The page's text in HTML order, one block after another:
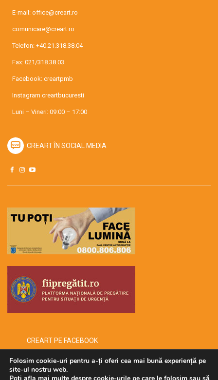
E-mail: office@creart.ro
comunicare@creart.ro
Telefon: +40.21.318.38.04
Fax: 021/318.38.03
Facebook: creartpmb
Instagram creartbucuresti
Luni – Vineri: 09:00 – 17:00
CREART ÎN SOCIAL MEDIA
CREART PE FACEBOOK
Folosim cookie-uri pentru a-ți oferi cea mai bună experiență pe
site-ul nostru web.